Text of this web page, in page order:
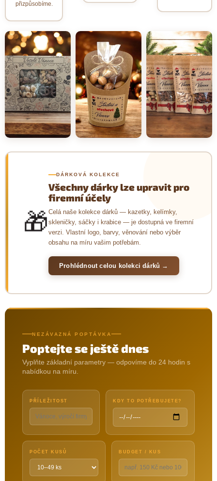
přizpůsobíme.
🎁
DÁRKOVÁ KOLEKCE
Všechny dárky lze upravit pro
firemní účely
Celá naše kolekce dárků — kazetky, kelímky,
skleničky, sáčky i krabice — je dostupná ve firemní
verzi. Vlastní logo, barvy, věnování nebo výběr
obsahu na míru vašim potřebám.
Prohlédnout celou kolekci dárků →
NEZÁVAZNÁ POPTÁVKA
Poptejte se ještě dnes
Vyplňte základní parametry — odpovíme do 24 hodin s
nabídkou na míru.
PŘÍLEŽITOST KDY TO POTŘEBUJETE?
POČET KUSŮ BUDGET / KUS